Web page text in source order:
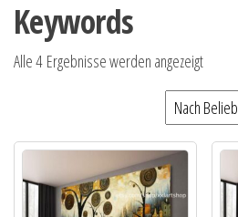
Keywords
Alle 4 Ergebnisse werden angezeigtNach